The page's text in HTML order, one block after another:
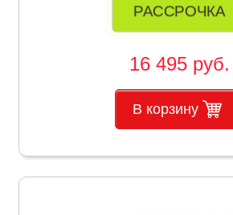
РАССРОЧКА
16 495 руб.
В корзину